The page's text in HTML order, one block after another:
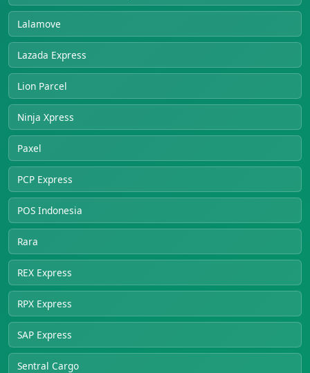
Lalamove
Lazada Express
Lion Parcel
Ninja Xpress
Paxel
PCP Express
POS Indonesia
Rara
REX Express
RPX Express
SAP Express
Sentral Cargo